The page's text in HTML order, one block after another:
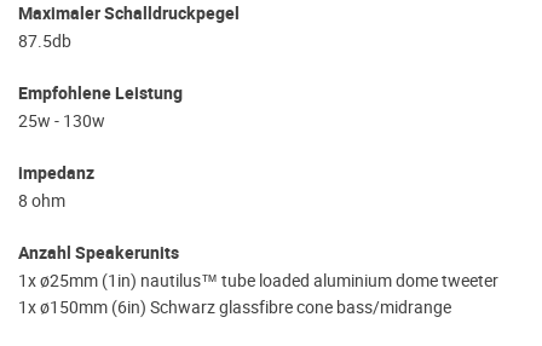
Maximaler Schalldruckpegel
87.5db
Empfohlene Leistung
25w - 130w
impedanz
8 ohm
Anzahl Speakerunits
1x ø25mm (1in) nautilus™ tube loaded aluminium dome tweeter
1x ø150mm (6in) Schwarz glassfibre cone bass/midrange